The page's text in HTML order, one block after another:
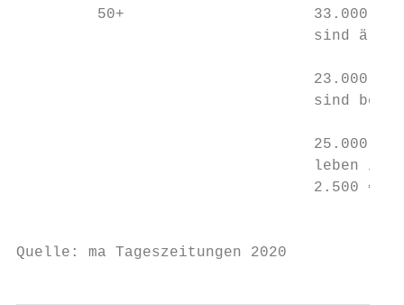
         50+                     33.000
sind
                                 23.000
sind
                                 25.000
leben in
2.500 €
Quelle: ma Tageszeitungen